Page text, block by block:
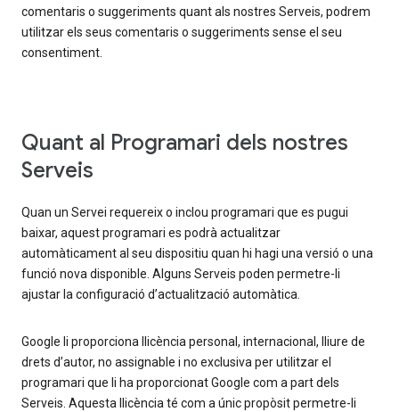
comentaris o suggeriments quant als nostres Serveis, podrem
utilitzar els seus comentaris o suggeriments sense el seu
consentiment.
Quant al Programari dels nostres
Serveis
Quan un Servei requereix o inclou programari que es pugui
baixar, aquest programari es podrà actualitzar
automàticament al seu dispositiu quan hi hagi una versió o una
funció nova disponible. Alguns Serveis poden permetre-li
ajustar la configuració d’actualització automàtica.
Google li proporciona llicència personal, internacional, lliure de
drets d’autor, no assignable i no exclusiva per utilitzar el
programari que li ha proporcionat Google com a part dels
Serveis. Aquesta llicència té com a únic propòsit permetre-li